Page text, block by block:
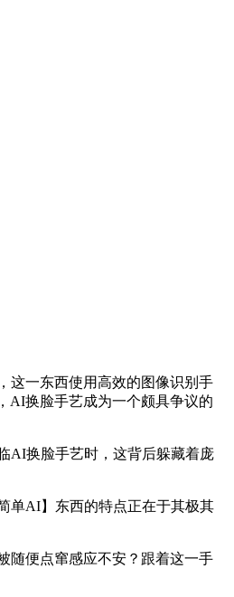
一东西使用高效的图像识别手
AI换脸手艺成为一个颇具争议的
AI换脸手艺时，这背后躲藏着庞
单AI】东西的特点正在于其极其
便点窜感应不安？跟着这一手